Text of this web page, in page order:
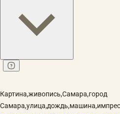
Картина,живопись,Самара,город